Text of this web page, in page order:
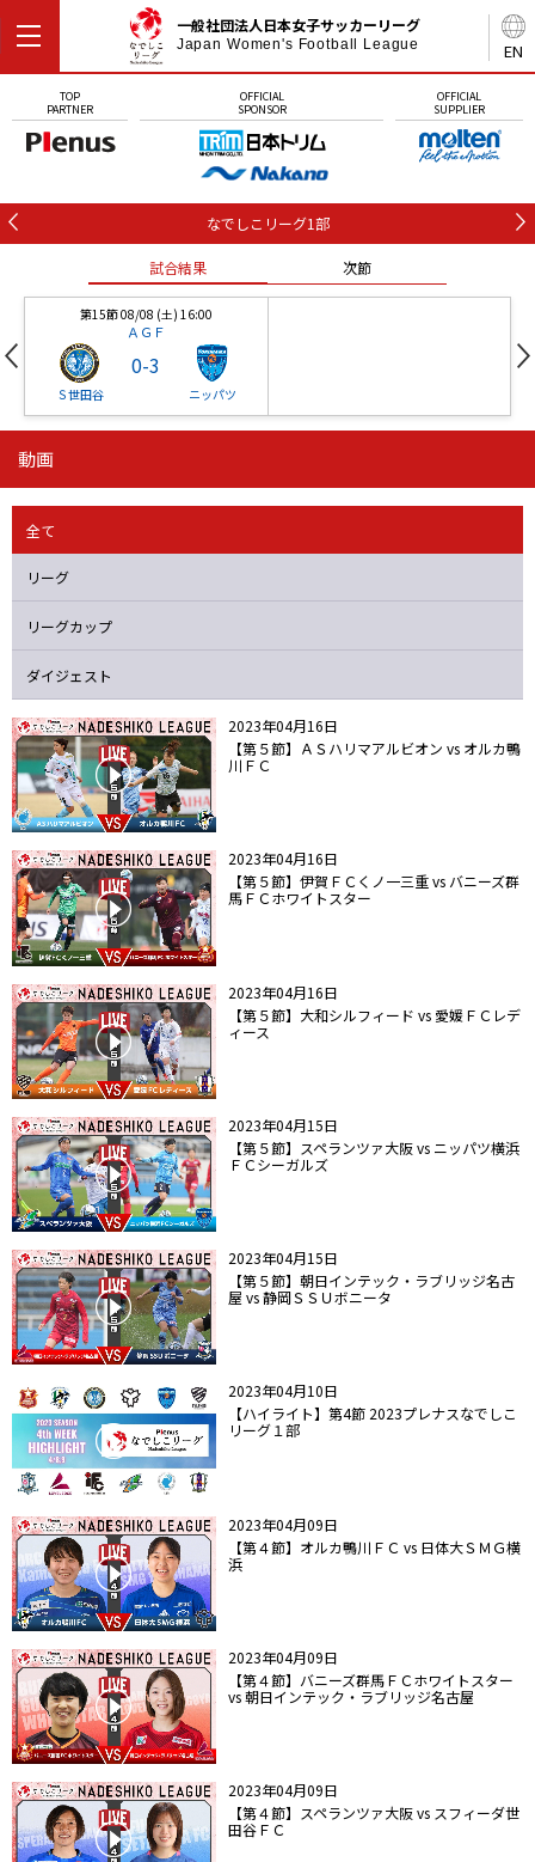
EN
一般社団法人日本女子サッカーリーグ
Japan Women's Football League
TOP
PARTNER
OFFICIAL
SPONSOR
OFFICIAL
SUPPLIER
なでしこリーグ1部
試合結果 次節
第15節 08/08 (土) 16:00
ＡＧＦ
Ｓ世田谷
0-3
ニッパツ
ニッパツ
ニッパツ 名古屋
石人の星
静岡 愛媛Ｌ
動画
全て
リーグ
リーグカップ
ダイジェスト
2023年04月16日
【第５節】ＡＳハリマアルビオン vs オルカ鴨
川ＦＣ
2023年04月16日
【第５節】伊賀ＦＣくノ一三重 vs バニーズ群
馬ＦＣホワイトスター
2023年04月16日
【第５節】大和シルフィード vs 愛媛ＦＣレデ
ィース
2023年04月15日
【第５節】スペランツァ大阪 vs ニッパツ横浜
ＦＣシーガルズ
2023年04月15日
【第５節】朝日インテック・ラブリッジ名古
屋 vs 静岡ＳＳＵボニータ
2023年04月10日
【ハイライト】第4節 2023プレナスなでしこ
リーグ１部
2023年04月09日
【第４節】オルカ鴨川ＦＣ vs 日体大ＳＭＧ横
浜
2023年04月09日
【第４節】バニーズ群馬ＦＣホワイトスター
vs 朝日インテック・ラブリッジ名古屋
2023年04月09日
【第４節】スペランツァ大阪 vs スフィーダ世
田谷ＦＣ